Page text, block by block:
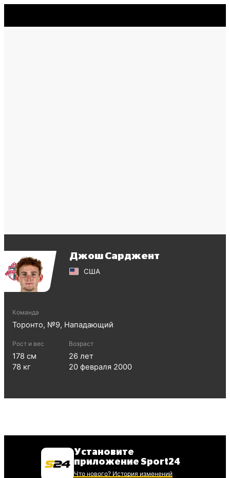
Джош Сарджент
США
Команда
Торонто, №9, Нападающий
Рост и вес
178 см
78 кг
Возраст
26 лет
20 февраля 2000
Установите
приложение Sport24
Что нового? История изменений